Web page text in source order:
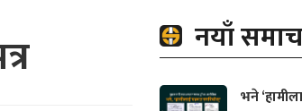
नयाँ
भने